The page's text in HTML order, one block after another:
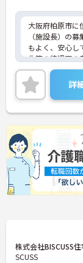
大阪府柏原市に
（施設長）の
もよく、安心し
生等の待遇面の
以上と多く、ワ
方も叶います。
ご興味ある方に
詳細をお話しい
い！
詳
株式会社BISCUSS
SCUSS